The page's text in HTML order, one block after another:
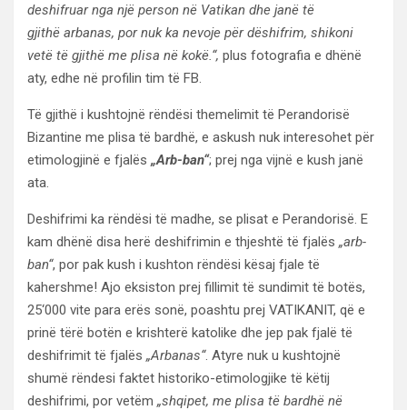
deshifruar nga një person në Vatikan dhe janë të
gjithë arbanas, por nuk ka nevoje për dëshifrim, shikoni
vetë të gjithë me plisa në kokë.“, plus fotografia e dhënë
aty, edhe në profilin tim të FB.
Të gjithë i kushtojnë rëndësi themelimit të Perandorisë
Bizantine me plisa të bardhë, e askush nuk interesohet për
etimologjinë e fjalës „Arb-ban“; prej nga vijnë e kush janë
ata.
Deshifrimi ka rëndësi të madhe, se plisat e Perandorisë. E
kam dhënë disa herë deshifrimin e thjeshtë të fjalës „arb-
ban“, por pak kush i kushton rëndësi kësaj fjale të
kahershme! Ajo eksiston prej fillimit të sundimit të botës,
25‘000 vite para erës sonë, poashtu prej VATIKANIT, që e
prinë tërë botën e krishterë katolike dhe jep pak fjalë të
deshifrimit të fjalës „Arbanas“. Atyre nuk u kushtojnë
shumë rëndesi faktet historiko-etimologjike të këtij
deshifrimi, por vetëm „shqipet, me plisa të bardhë në